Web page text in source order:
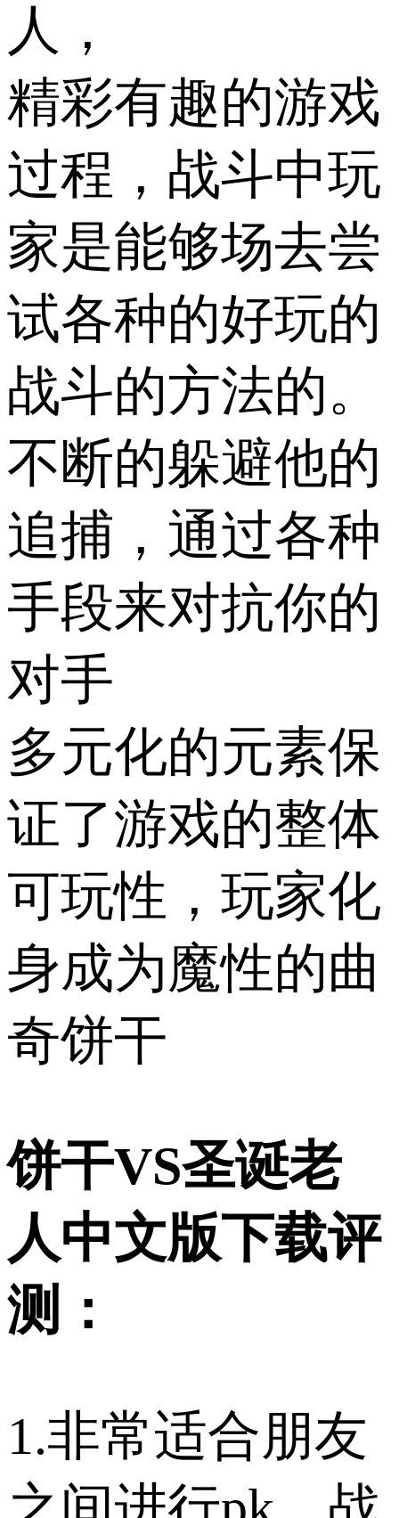
人，
精彩有趣的游戏
过程，战斗中玩
家是能够场去尝
试各种的好玩的
战斗的方法的。
不断的躲避他的
追捕，通过各种
手段来对抗你的
对手
多元化的元素保
证了游戏的整体
可玩性，玩家化
身成为魔性的曲
奇饼干
饼干VS圣诞老
人中文版下载评
测：
1.非常适合朋友